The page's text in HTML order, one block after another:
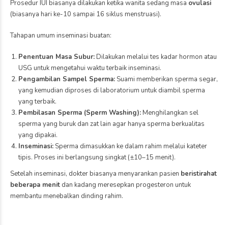
Prosedur IUI biasanya dilakukan ketika wanita sedang masa ovulasi
(biasanya hari ke-10 sampai 16 siklus menstruasi).
Tahapan umum inseminasi buatan:
Penentuan Masa Subur:Dilakukan melalui tes kadar hormon atau
USG untuk mengetahui waktu terbaik inseminasi.
Pengambilan Sampel Sperma:Suami memberikan sperma segar,
yang kemudian diproses di laboratorium untuk diambil sperma
yang terbaik.
Pembilasan Sperma (Sperm Washing):Menghilangkan sel
sperma yang buruk dan zat lain agar hanya sperma berkualitas
yang dipakai.
Inseminasi:Sperma dimasukkan ke dalam rahim melalui kateter
tipis. Proses ini berlangsung singkat (±10–15 menit).
Setelah inseminasi, dokter biasanya menyarankan pasien beristirahat
beberapa menit dan kadang meresepkan progesteron untuk
membantu menebalkan dinding rahim.